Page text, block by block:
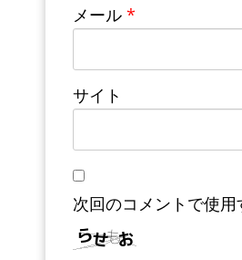
メール *
サイト
次回のコメントで使